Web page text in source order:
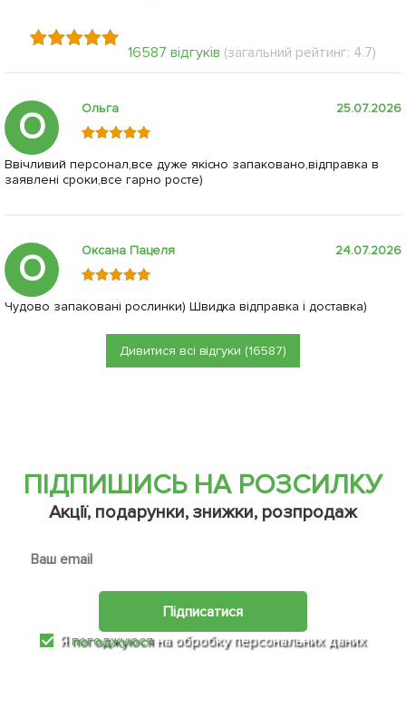
16587 відгуків (загальний рейтинг: 4.7)
О Ольга 25.07.2026
Ввічливий персонал,все дуже якісно запаковано,відправка в
заявлені сроки,все гарно росте)
О Оксана Пацеля 24.07.2026
Чудово запаковані рослинки) Швидка відправка і доставка)
Дивитися всі відгуки (16587)
ПІДПИШИСЬ НА РОЗСИЛКУ
Акції, подарунки, знижки, розпродаж
Підписатися
Япогоджуюсяна обробку персональних даних